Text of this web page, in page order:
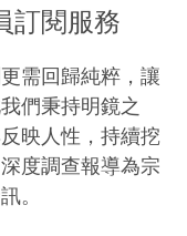
訂閱服務
需回歸純粹，讓
們秉持明鏡之
映人性，持續挖
度調查報導為宗
。